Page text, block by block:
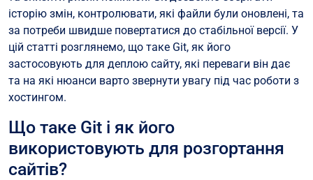
історію змін, контролювати, які файли були оновлені, та
за потреби швидше повертатися до стабільної версії. У
цій статті розглянемо, що таке Git, як його
застосовують для деплою сайту, які переваги він дає
та на які нюанси варто звернути увагу під час роботи з
хостингом.
Що таке Git і як його
використовують для розгортання
сайтів?